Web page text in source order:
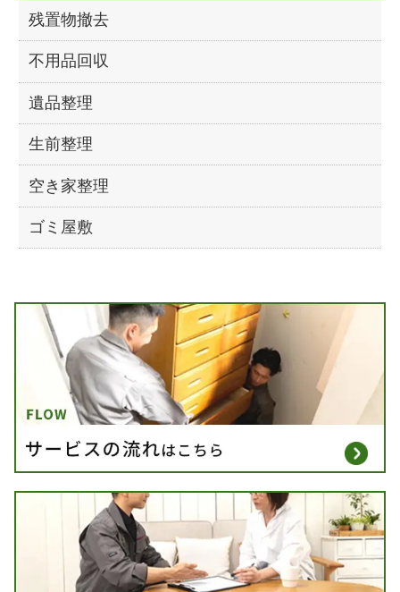
残置物撤去
不用品回収
遺品整理
生前整理
空き家整理
ゴミ屋敷